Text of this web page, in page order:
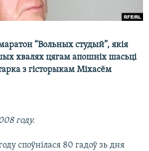
“Вольных студый”, якія
хвалях цягам апошніх шасьці
з гісторыкам Міхасём
году.
споўнілася 80 гадоў зь дня